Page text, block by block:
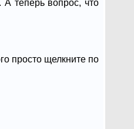
теперь вопрос, что
просто щелкните по